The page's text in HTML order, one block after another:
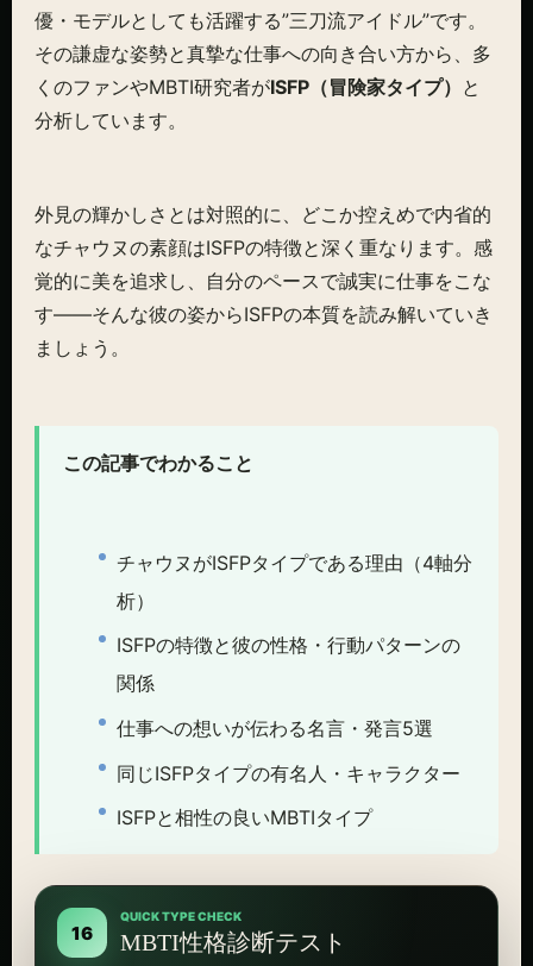
優・モデルとしても活躍する”三刀流アイドル”です。
その謙虚な姿勢と真摯な仕事への向き合い方から、多
くのファンやMBTI研究者がISFP（冒険家タイプ） と
分析しています。
外見の輝かしさとは対照的に、どこか控えめで内省的
なチャウヌの素顔はISFPの特徴と深く重なります。感
覚的に美を追求し、自分のペースで誠実に仕事をこな
す——そんな彼の姿からISFPの本質を読み解いていき
ましょう。
この記事でわかること
チャウヌがISFPタイプである理由（4軸分
析）
ISFPの特徴と彼の性格・行動パターンの
関係
仕事への想いが伝わる名言・発言5選
同じISFPタイプの有名人・キャラクター
ISFPと相性の良いMBTIタイプ
16
QUICK TYPE CHECK
MBTI性格診断テスト